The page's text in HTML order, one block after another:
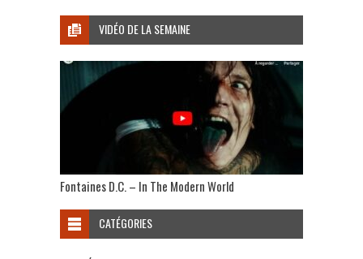
VIDÉO DE LA SEMAINE
Fontaines D.C. – In The Modern World
CATÉGORIES